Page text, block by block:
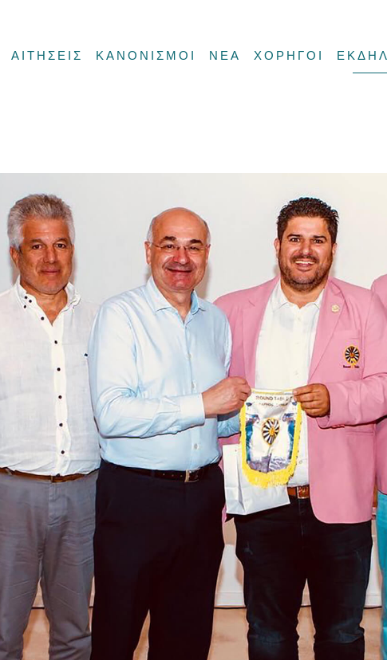
ΑΙΤΗΣΕΙΣ ΚΑΝΟΝΙΣΜΟΙ ΝΕΑ ΧΟΡΗΓΟΙ